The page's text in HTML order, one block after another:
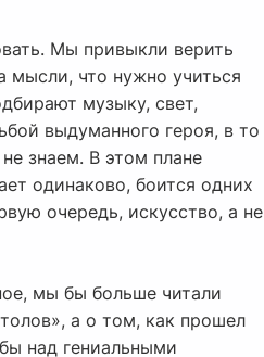
Мы привыкли верить
мысли, что нужно учиться
музыку, свет,
выдуманного героя, в то
знаем. В этом плане
одинаково, боится одних
очередь, искусство, а не
мы бы больше читали
а о том, как прошел
над гениальными